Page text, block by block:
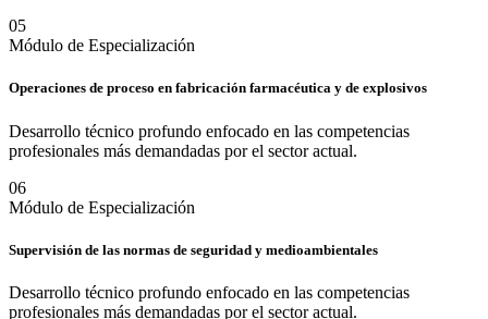
05
Módulo de Especialización
Operaciones de proceso en fabricación farmacéutica y de explosivos
Desarrollo técnico profundo enfocado en las competencias
profesionales más demandadas por el sector actual.
06
Módulo de Especialización
Supervisión de las normas de seguridad y medioambientales
Desarrollo técnico profundo enfocado en las competencias
profesionales más demandadas por el sector actual.